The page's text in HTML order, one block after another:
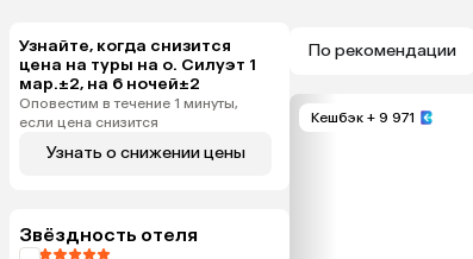
Узнайте, когда снизится
цена на туры на о. Силуэт 1
мар.±2, на 6 ночей±2
Оповестим в течение 1 минуты,
если цена снизится
Узнать о снижении цены
Звёздность отеля
По рекомендации
Кешбэк + 9 971